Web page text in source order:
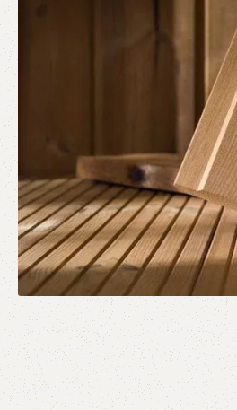
Προϊόντα Ξυλείας